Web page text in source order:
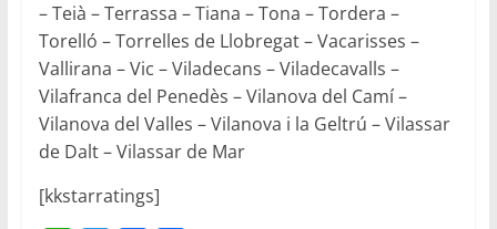
– Teià – Terrassa – Tiana – Tona – Tordera –
Torelló – Torrelles de Llobregat – Vacarisses –
Vallirana – Vic – Viladecans – Viladecavalls –
Vilafranca del Penedès – Vilanova del Camí –
Vilanova del Valles – Vilanova i la Geltrú – Vilassar
de Dalt – Vilassar de Mar
[kkstarratings]